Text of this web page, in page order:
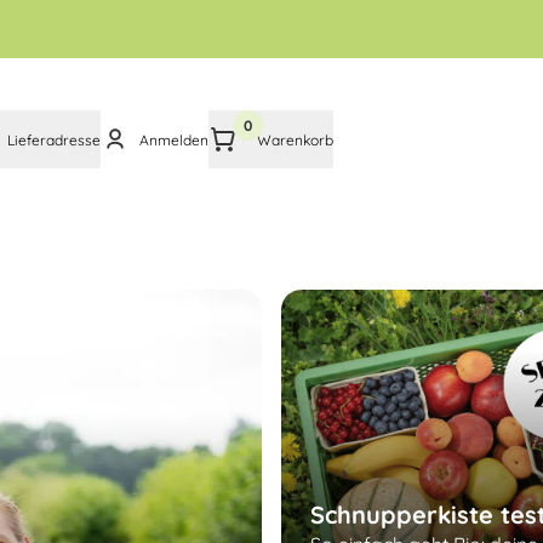
Lieferadresse Anmelden
0
Warenkorb
Schnupperkiste